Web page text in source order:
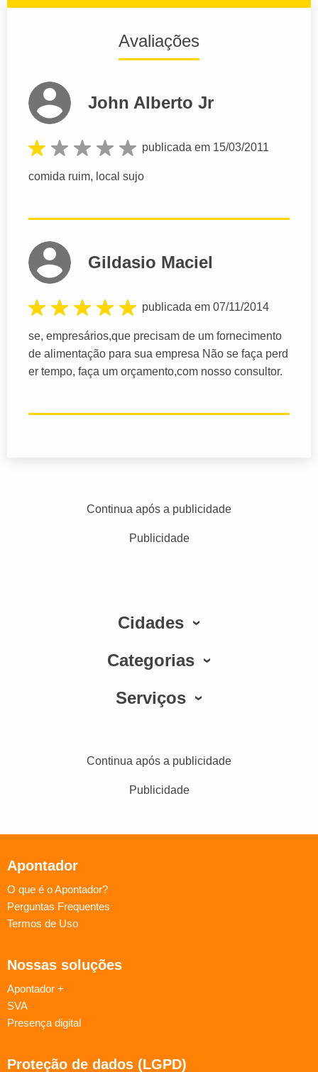
Avaliações
John Alberto Jr
publicada em 15/03/2011
comida ruim, local sujo
Gildasio Maciel
publicada em 07/11/2014
se, empresários,que precisam de um fornecimento
de alimentação para sua empresa Não se faça perd
er tempo, faça um orçamento,com nosso consultor.
Continua após a publicidade
Publicidade
Cidades
Categorias
Serviços
Continua após a publicidade
Publicidade
Apontador
O que é o Apontador?
Perguntas Frequentes
Termos de Uso
Nossas soluções
Apontador +
SVA
Presença digital
Proteção de dados (LGPD)